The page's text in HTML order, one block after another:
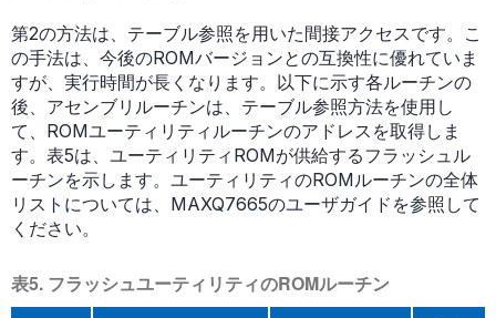
第2の方法は、テーブル参照を用いた間接アクセスです。こ
の手法は、今後のROMバージョンとの互換性に優れていま
すが、実行時間が長くなります。以下に示す各ルーチンの
後、アセンブリルーチンは、テーブル参照方法を使用し
て、ROMユーティリティルーチンのアドレスを取得しま
す。表5は、ユーティリティROMが供給するフラッシュル
ーチンを示します。ユーティリティのROMルーチンの全体
リストについては、MAXQ7665のユーザガイドを参照して
ください。
表5. フラッシュユーティリティのROMルーチン